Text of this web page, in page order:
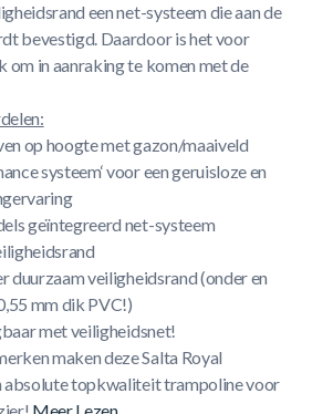
een net-systeem die aan de
bevestigd. Daardoor is het voor
om in aanraking te komen met de
op hoogte met gazon/maaiveld
systeem‘ voor een geruisloze en
geïntegreerd net-systeem
duurzaam veiligheidsrand (onder en
mm dik PVC!)
met veiligheidsnet!
maken deze Salta Royal
absolute topkwaliteit trampoline voor